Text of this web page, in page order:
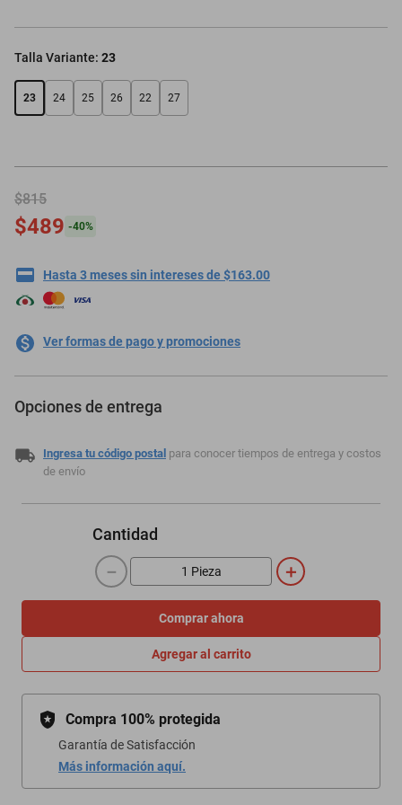
Talla Variante: 23
23 24 25 26 22 27
$815
$489 -40%
Hasta 3 meses sin intereses de $163.00
Ver formas de pago y promociones
Opciones de entrega
Ingresa tu código postal para conocer tiempos de entrega y costos
de envío
Cantidad
＋
－
Comprar ahora
Agregar al carrito
Compra 100% protegida
Garantía de Satisfacción
Más información aquí.